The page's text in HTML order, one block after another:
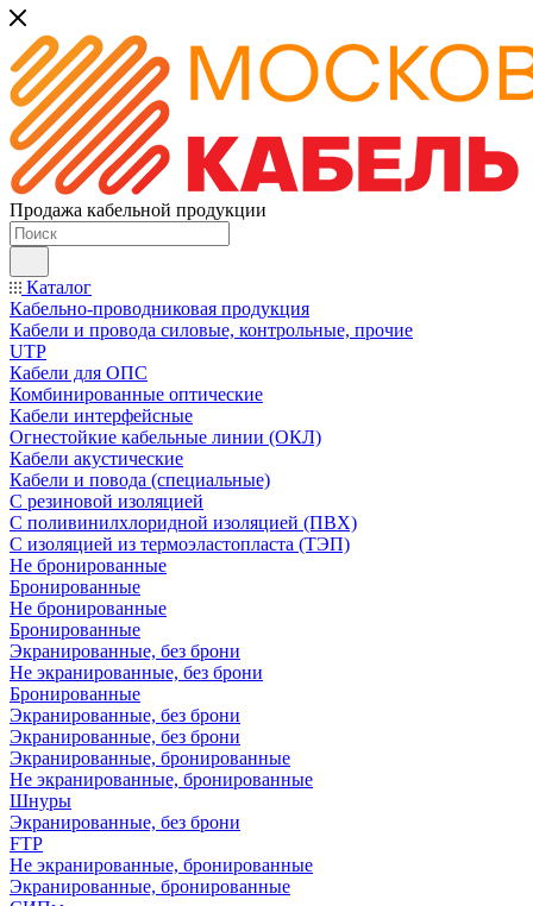
Продажа кабельной продукции
Каталог
Кабельно-проводниковая продукция
Кабели и провода силовые, контрольные, прочие
UTP
Кабели для ОПС
Комбинированные оптические
Кабели интерфейсные
Огнестойкие кабельные линии (ОКЛ)
Кабели акустические
Кабели и повода (специальные)
С резиновой изоляцией
С поливинилхлоридной изоляцией (ПВХ)
С изоляцией из термоэластопласта (ТЭП)
Не бронированные
Бронированные
Не бронированные
Бронированные
Экранированные, без брони
Не экранированные, без брони
Бронированные
Экранированные, без брони
Экранированные, без брони
Экранированные, бронированные
Не экранированные, бронированные
Шнуры
Экранированные, без брони
FTP
Не экранированные, бронированные
Экранированные, бронированные